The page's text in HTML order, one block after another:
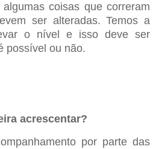
coisas que correram
ser alteradas. Temos a
o nível e isso deve ser
possível ou não.
acrescentar?
por parte das